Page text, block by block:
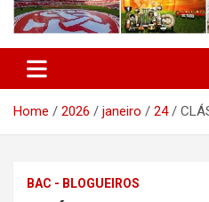
Home 2026 janeiro 24
BAC - BLOGUEIROS